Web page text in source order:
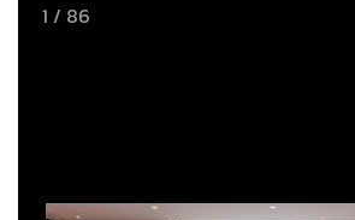
1 / 86